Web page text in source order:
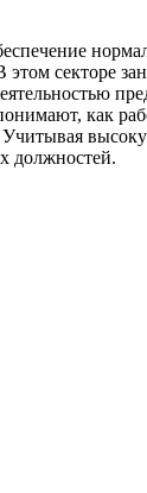
секторе
как
должностей.